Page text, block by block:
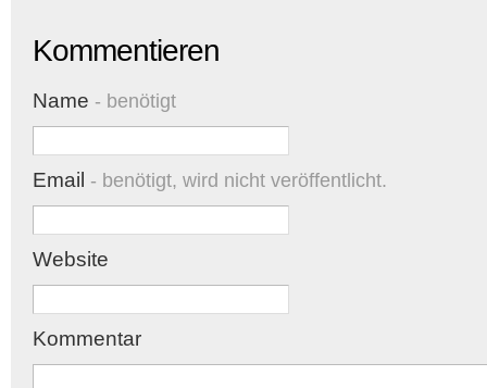
Kommentieren
Name - benötigt
Email - benötigt, wird nicht veröffentlicht.
Website
Kommentar